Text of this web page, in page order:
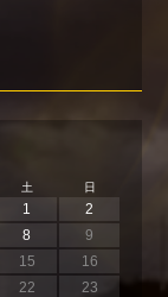
土 日
1
2
8
9
15
16
22
23